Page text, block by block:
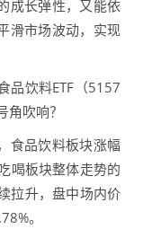
成长弹性，又能依
滑市场波动，实现
饮料ETF（5157
吹响？
品饮料板块涨幅
喝板块整体走势的
拉升，盘中场内价
。